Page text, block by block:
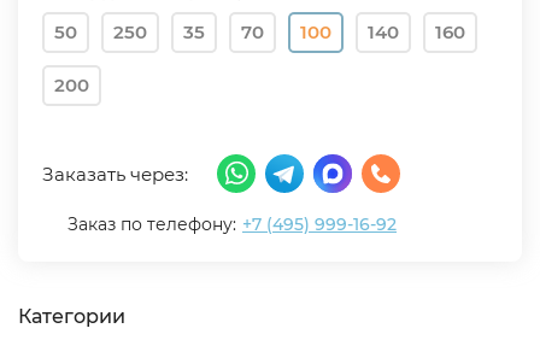
50 250 35 70 100 140 160
200
Заказать через:
Заказ по телефону: +7 (495) 999-16-92
Категории